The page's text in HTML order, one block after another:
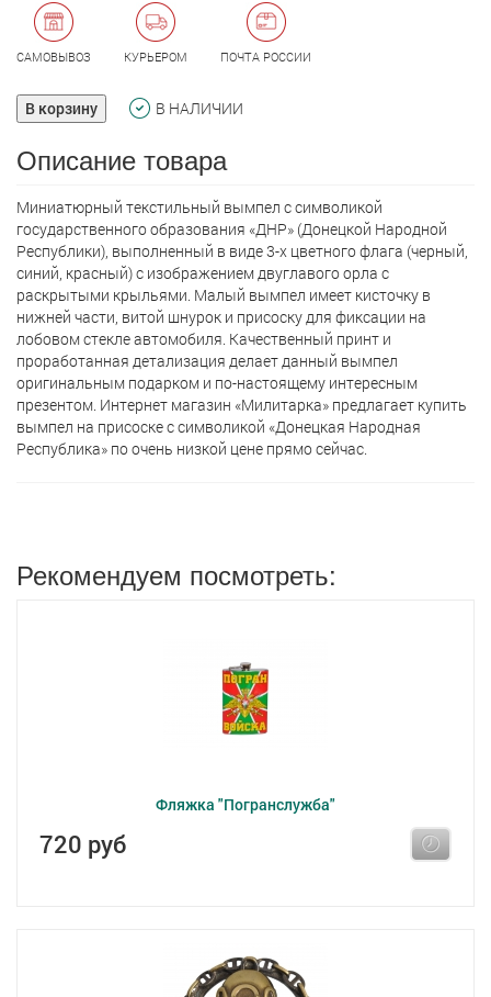
САМОВЫВОЗ КУРЬЕРОМ ПОЧТА РОССИИ
В корзину В НАЛИЧИИ
Описание товара
Миниатюрный текстильный вымпел с символикой
государственного образования «ДНР» (Донецкой Народной
Республики), выполненный в виде 3-х цветного флага (черный,
синий, красный) с изображением двуглавого орла с
раскрытыми крыльями. Малый вымпел имеет кисточку в
нижней части, витой шнурок и присоску для фиксации на
лобовом стекле автомобиля. Качественный принт и
проработанная детализация делает данный вымпел
оригинальным подарком и по-настоящему интересным
презентом. Интернет магазин «Милитарка» предлагает кyпить
вымпел на присоске с символикой «Донецкая Народная
Республика» по очень низкой цене прямо сейчас.
Рекомендуем посмотреть:
Фляжка "Погранслужба"
720 руб